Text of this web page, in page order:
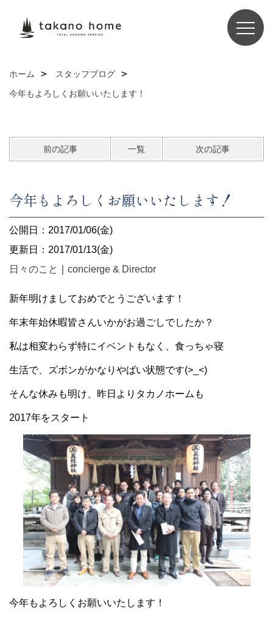
ホーム
スタッフブログ
今年もよろしくお願いいたします！
前の記事 一覧 次の記事
今年もよろしくお願いいたします！
公開日：2017/01/06(金)
更新日：2017/01/13(金)
日々のこと
concierge & Director
新年明けましておめでとうございます！
年末年始休暇皆さんいかがお過ごしでしたか？
私は相変わらず特にイベントもなく、食っちゃ寝
生活で、ズボンがかなりやばい状態です(>_<)
そんな休みも明け、昨日よりタカノホームも
2017年をスタート
今年もよろしくお願いいたします！